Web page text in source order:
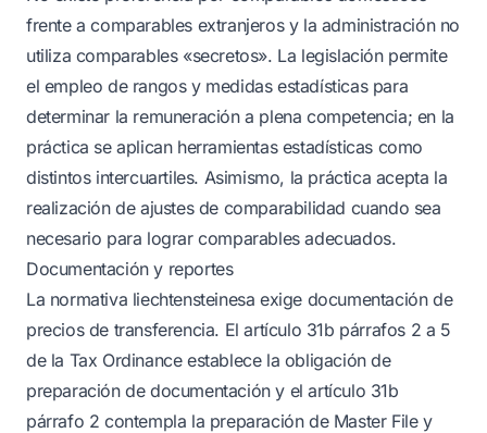
frente a comparables extranjeros y la administración no
utiliza comparables «secretos». La legislación permite
el empleo de rangos y medidas estadísticas para
determinar la remuneración a plena competencia; en la
práctica se aplican herramientas estadísticas como
distintos intercuartiles. Asimismo, la práctica acepta la
realización de ajustes de comparabilidad cuando sea
necesario para lograr comparables adecuados.
Documentación y reportes
La normativa liechtensteinesa exige documentación de
precios de transferencia. El artículo 31b párrafos 2 a 5
de la Tax Ordinance establece la obligación de
preparación de documentación y el artículo 31b
párrafo 2 contempla la preparación de Master File y